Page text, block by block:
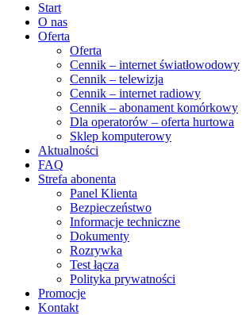
Start
O nas
Oferta
Oferta
Cennik – internet światłowodowy
Cennik – telewizja
Cennik – internet radiowy
Cennik – abonament komórkowy
Dla operatorów – oferta hurtowa
Sklep komputerowy
Aktualności
FAQ
Strefa abonenta
Panel Klienta
Bezpieczeństwo
Informacje techniczne
Dokumenty
Rozrywka
Test łącza
Polityka prywatności
Promocje
Kontakt